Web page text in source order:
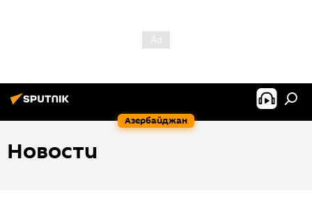
Азербайджан
Новости